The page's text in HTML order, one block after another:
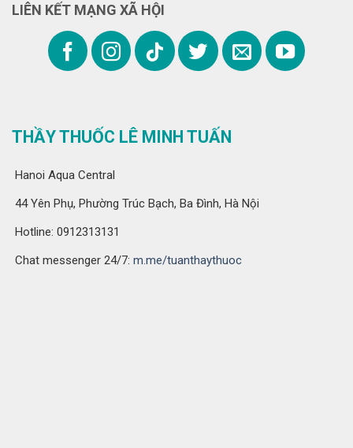
LIÊN KẾT MẠNG XÃ HỘI
THẦY THUỐC LÊ MINH TUẤN
Hanoi Aqua Central
44 Yên Phụ, Phường Trúc Bạch, Ba Đình, Hà Nội
Hotline: 0912313131
Chat messenger 24/7: m.me/tuanthaythuoc